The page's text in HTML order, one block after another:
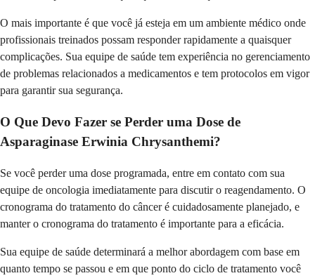
O mais importante é que você já esteja em um ambiente médico onde
profissionais treinados possam responder rapidamente a quaisquer
complicações. Sua equipe de saúde tem experiência no gerenciamento
de problemas relacionados a medicamentos e tem protocolos em vigor
para garantir sua segurança.
O Que Devo Fazer se Perder uma Dose de
Asparaginase Erwinia Chrysanthemi?
Se você perder uma dose programada, entre em contato com sua
equipe de oncologia imediatamente para discutir o reagendamento. O
cronograma do tratamento do câncer é cuidadosamente planejado, e
manter o cronograma do tratamento é importante para a eficácia.
Sua equipe de saúde determinará a melhor abordagem com base em
quanto tempo se passou e em que ponto do ciclo de tratamento você